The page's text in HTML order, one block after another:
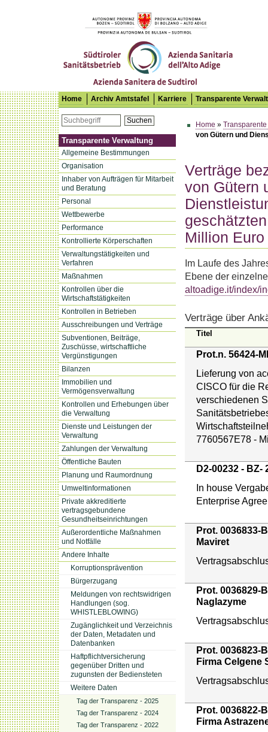
Südtiroler Sanitätsbetrieb
Home Archiv Amtstafel Karriere Transparente
Suchen
Transparente Verwaltung
Allgemeine Bestimmungen
Organisation
Inhaber von Aufträgen für Mitarbeit
und Beratung
Personal
Wettbewerbe
Performance
Kontrollierte Körperschaften
Verwaltungstätigkeiten und
Verfahren
Maßnahmen
Kontrollen über die
Wirtschaftstätigkeiten
Kontrollen in Betrieben
Ausschreibungen und Verträge
Subventionen, Beiträge,
Zuschüsse, wirtschaftliche
Vergünstigungen
Bilanzen
Immobilien und
Vermögensverwaltung
Kontrollen und Erhebungen über
die Verwaltung
Dienste und Leistungen der
Verwaltung
Zahlungen der Verwaltung
Öffentliche Bauten
Planung und Raumordnung
Umweltinformationen
Private akkreditierte
vertragsgebundene
Gesundheitseinrichtungen
Außerordentliche Maßnahmen
und Notfälle
Andere Inhalte
Korruptionsprävention
Bürgerzugang
Meldungen von rechtswidrigen
Handlungen (sog.
WHISTLEBLOWING)
Zugänglichkeit und Verzeichnis
der Daten, Metadaten und
Datenbanken
Haftpflichtversicherung
gegenüber Dritten und
zugunsten der Bediensteten
Weitere Daten
Tag der Transparenz - 2025
Tag der Transparenz - 2024
Tag der Transparenz - 2022
Home »
von Gütern und
Verträge
von Gütern
Million Euro
Im Laufe des
Ebene der
altoadige.it/index/
Verträge über
Titel
Prot.n. 56424-
Lieferung von
CISCO für die
verschiedenen
7760567E78 -
D2-00232 - BZ-
In house
Enterprise
Prot. 0036833-
Maviret
Prot. 0036829-
Naglazyme
Prot. 0036823-
Firma Celgene
Prot. 0036822-
Firma